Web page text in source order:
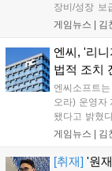
장비/성장 보
'스포일러
게임뉴스 | 김
엔씨, '리
법적 조치
엔씨소프트
오라) 운영자
됐다고 밝혔
상 소송도 진
게임뉴스 | 김
[취재] '원